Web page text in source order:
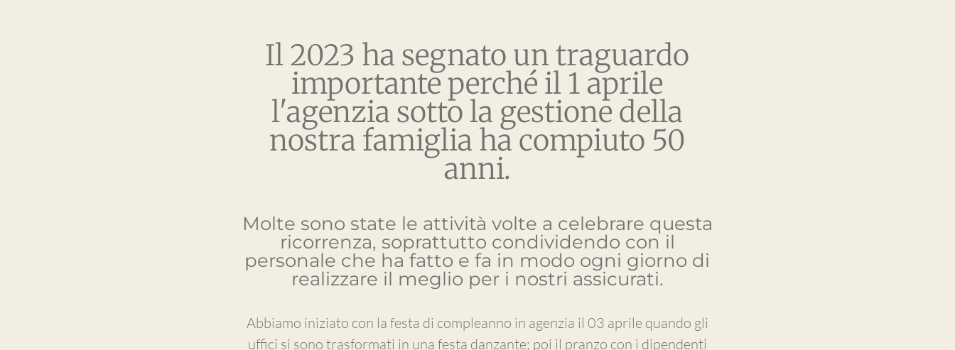
Il 2023 ha segnato un traguardo
importante perché il 1 aprile
l'agenzia sotto la gestione della
nostra famiglia ha compiuto 50
anni.
Molte sono state le attività volte a celebrare questa
ricorrenza, soprattutto condividendo con il
personale che ha fatto e fa in modo ogni giorno di
realizzare il meglio per i nostri assicurati.
Abbiamo iniziato con la festa di compleanno in agenzia il 03 aprile quando gli
uffici si sono trasformati in una festa danzante; poi il pranzo con i dipendenti